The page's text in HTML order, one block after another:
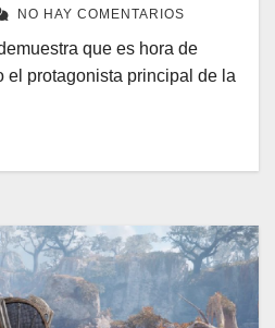
NO HAY COMENTARIOS
que es hora de
el protagonista principal de la